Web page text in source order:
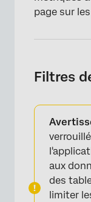
page sur les
Filtres
aux
des
limiter